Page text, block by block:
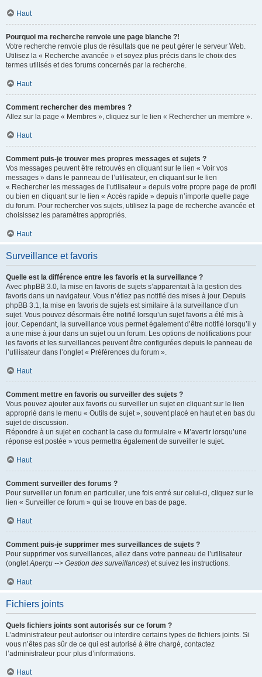
Haut
Pourquoi ma recherche renvoie une page blanche ?!
Votre recherche renvoie plus de résultats que ne peut gérer le serveur Web.
Utilisez la « Recherche avancée » et soyez plus précis dans le choix des
termes utilisés et des forums concernés par la recherche.
Haut
Comment rechercher des membres ?
Allez sur la page « Membres », cliquez sur le lien « Rechercher un membre ».
Haut
Comment puis-je trouver mes propres messages et sujets ?
Vos messages peuvent être retrouvés en cliquant sur le lien « Voir vos
messages » dans le panneau de l’utilisateur, en cliquant sur le lien
« Rechercher les messages de l’utilisateur » depuis votre propre page de profil
ou bien en cliquant sur le lien « Accès rapide » depuis n’importe quelle page
du forum. Pour rechercher vos sujets, utilisez la page de recherche avancée et
choisissez les paramètres appropriés.
Haut
Surveillance et favoris
Quelle est la différence entre les favoris et la surveillance ?
Avec phpBB 3.0, la mise en favoris de sujets s’apparentait à la gestion des
favoris dans un navigateur. Vous n’étiez pas notifié des mises à jour. Depuis
phpBB 3.1, la mise en favoris de sujets est similaire à la surveillance d’un
sujet. Vous pouvez désormais être notifié lorsqu’un sujet favoris a été mis à
jour. Cependant, la surveillance vous permet également d’être notifié lorsqu’il y
a une mise à jour dans un sujet ou un forum. Les options de notifications pour
les favoris et les surveillances peuvent être configurées depuis le panneau de
l’utilisateur dans l’onglet « Préférences du forum ».
Haut
Comment mettre en favoris ou surveiller des sujets ?
Vous pouvez ajouter aux favoris ou surveiller un sujet en cliquant sur le lien
approprié dans le menu « Outils de sujet », souvent placé en haut et en bas du
sujet de discussion.
Répondre à un sujet en cochant la case du formulaire « M’avertir lorsqu’une
réponse est postée » vous permettra également de surveiller le sujet.
Haut
Comment surveiller des forums ?
Pour surveiller un forum en particulier, une fois entré sur celui-ci, cliquez sur le
lien « Surveiller ce forum » qui se trouve en bas de page.
Haut
Comment puis-je supprimer mes surveillances de sujets ?
Pour supprimer vos surveillances, allez dans votre panneau de l’utilisateur
(ongletAperçu --> Gestion des surveillances) et suivez les instructions.
Haut
Fichiers joints
Quels fichiers joints sont autorisés sur ce forum ?
L’administrateur peut autoriser ou interdire certains types de fichiers joints. Si
vous n’êtes pas sûr de ce qui est autorisé à être chargé, contactez
l’administrateur pour plus d’informations.
Haut